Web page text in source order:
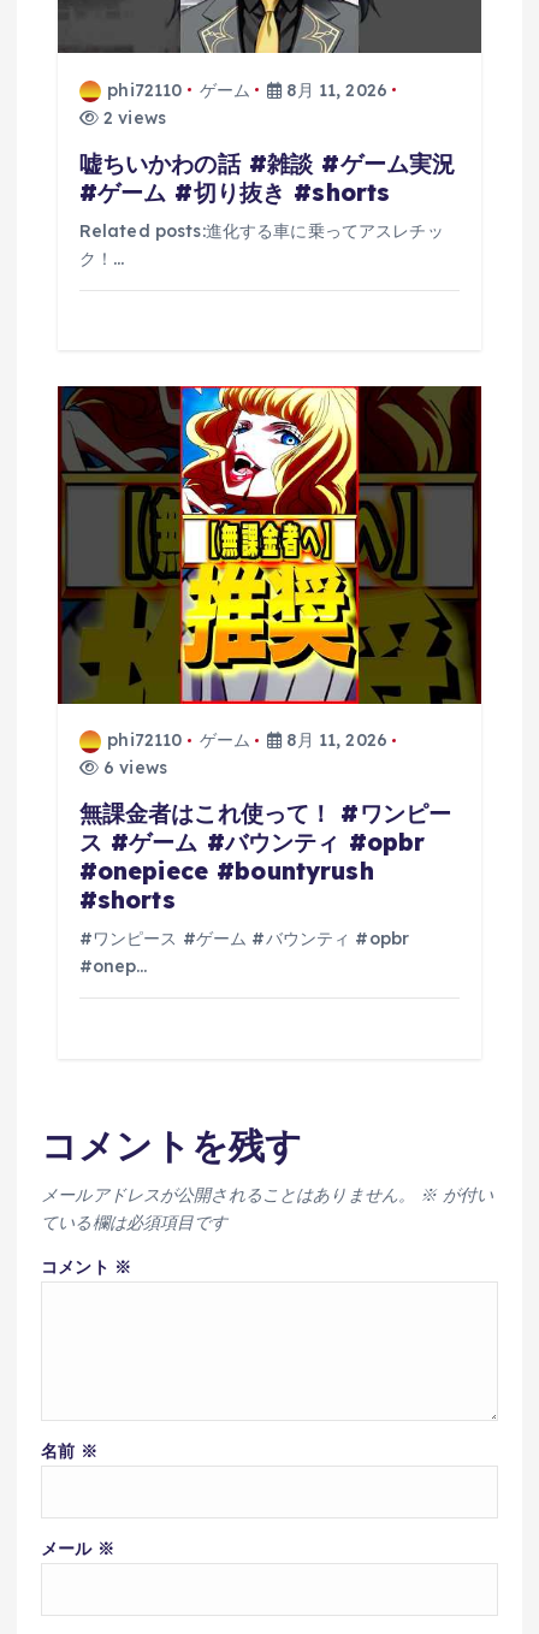
phi72110 ゲーム
8月 11, 2026
2 views
嘘ちいかわの話 #雑談 #ゲーム実況
#ゲーム #切り抜き #shorts
Related posts:進化する車に乗ってアスレチッ
ク！…
phi72110 ゲーム
8月 11, 2026
6 views
無課金者はこれ使って！ #ワンピー
ス #ゲーム #バウンティ #opbr
#onepiece #bountyrush
#shorts
#ワンピース #ゲーム #バウンティ #opbr
#onep…
コメントを残す
メールアドレスが公開されることはありません。 ※が付い
ている欄は必須項目です
コメント ※
名前 ※
メール ※